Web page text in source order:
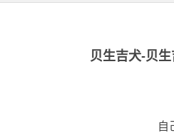
贝生吉犬-贝
自